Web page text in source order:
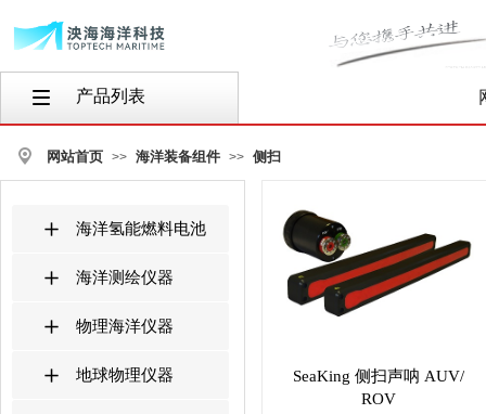
按钮文本
产品列表
网站首页 >> 海洋装备组件 >> 侧扫
SeaKing 侧扫声呐 AUV/
ROV
海洋氢能燃料电池
海洋测绘仪器
物理海洋仪器
地球物理仪器